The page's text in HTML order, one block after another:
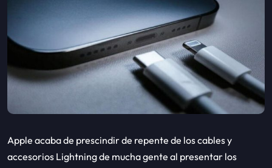
Apple acaba de prescindir de repente de los cables y
accesorios Lightning de mucha gente al presentar los